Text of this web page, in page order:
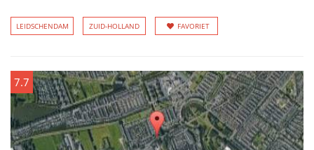
LEIDSCHENDAM ZUID-HOLLAND FAVORIET
7.7